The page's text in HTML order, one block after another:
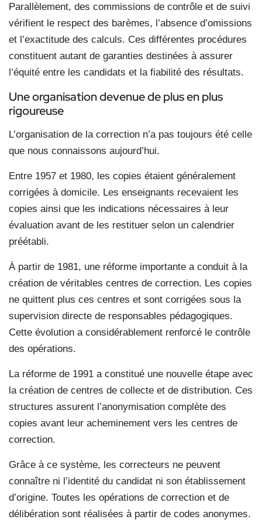
Parallèlement, des commissions de contrôle et de suivi
vérifient le respect des barèmes, l’absence d’omissions
et l’exactitude des calculs. Ces différentes procédures
constituent autant de garanties destinées à assurer
l’équité entre les candidats et la fiabilité des résultats.
Une organisation devenue de plus en plus
rigoureuse
L’organisation de la correction n’a pas toujours été celle
que nous connaissons aujourd’hui.
Entre 1957 et 1980, les copies étaient généralement
corrigées à domicile. Les enseignants recevaient les
copies ainsi que les indications nécessaires à leur
évaluation avant de les restituer selon un calendrier
préétabli.
À partir de 1981, une réforme importante a conduit à la
création de véritables centres de correction. Les copies
ne quittent plus ces centres et sont corrigées sous la
supervision directe de responsables pédagogiques.
Cette évolution a considérablement renforcé le contrôle
des opérations.
La réforme de 1991 a constitué une nouvelle étape avec
la création de centres de collecte et de distribution. Ces
structures assurent l’anonymisation complète des
copies avant leur acheminement vers les centres de
correction.
Grâce à ce système, les correcteurs ne peuvent
connaître ni l’identité du candidat ni son établissement
d’origine. Toutes les opérations de correction et de
délibération sont réalisées à partir de codes anonymes.